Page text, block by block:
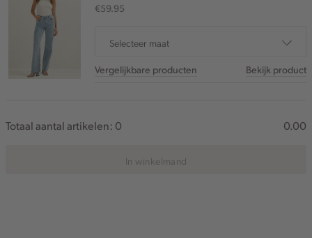
€59.95
Selecteer maat
Vergelijkbare producten Bekijk product
Totaal aantal artikelen: 0 0.00
In winkelmand